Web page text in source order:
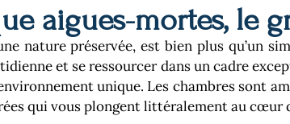
aigues-mortes, le
nature préservée, est bien plus qu’un
et se ressourcer dans un cadre
unique. Les chambres sont
qui vous plongent littéralement au cœur